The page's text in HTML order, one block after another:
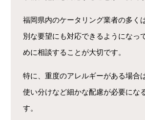
福岡県内のケータリング業者の多く
別な要望にも対応できるようになっ
めに相談することが大切です。
特に、重度のアレルギーがある場合
使い分けなど細かな配慮が必要にな
す。